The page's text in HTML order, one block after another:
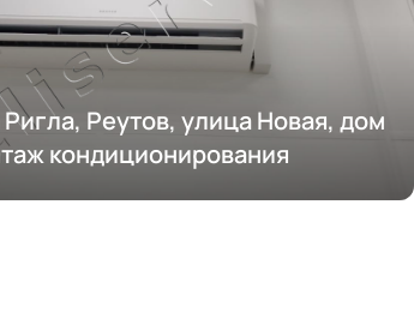
Реутов, улица Новая, дом
кондиционирования